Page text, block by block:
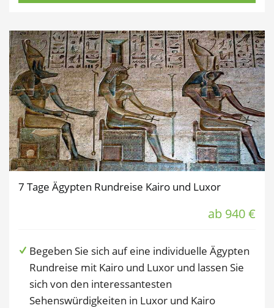
7 Tage Ägypten Rundreise Kairo und Luxor
ab 940 €
Begeben Sie sich auf eine individuelle Ägypten
Rundreise mit Kairo und Luxor und lassen Sie
sich von den interessantesten
Sehenswürdigkeiten in Luxor und Kairo